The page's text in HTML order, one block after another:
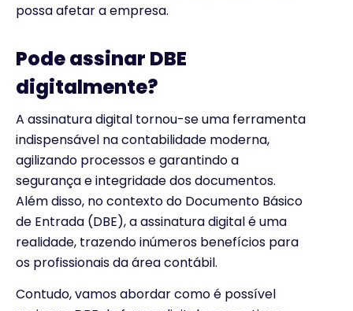
possa afetar a empresa.
Pode assinar DBE
digitalmente?
A assinatura digital tornou-se uma ferramenta
indispensável na contabilidade moderna,
agilizando processos e garantindo a
segurança e integridade dos documentos.
Além disso, no contexto do Documento Básico
de Entrada (DBE), a assinatura digital é uma
realidade, trazendo inúmeros benefícios para
os profissionais da área contábil.
Contudo, vamos abordar como é possível